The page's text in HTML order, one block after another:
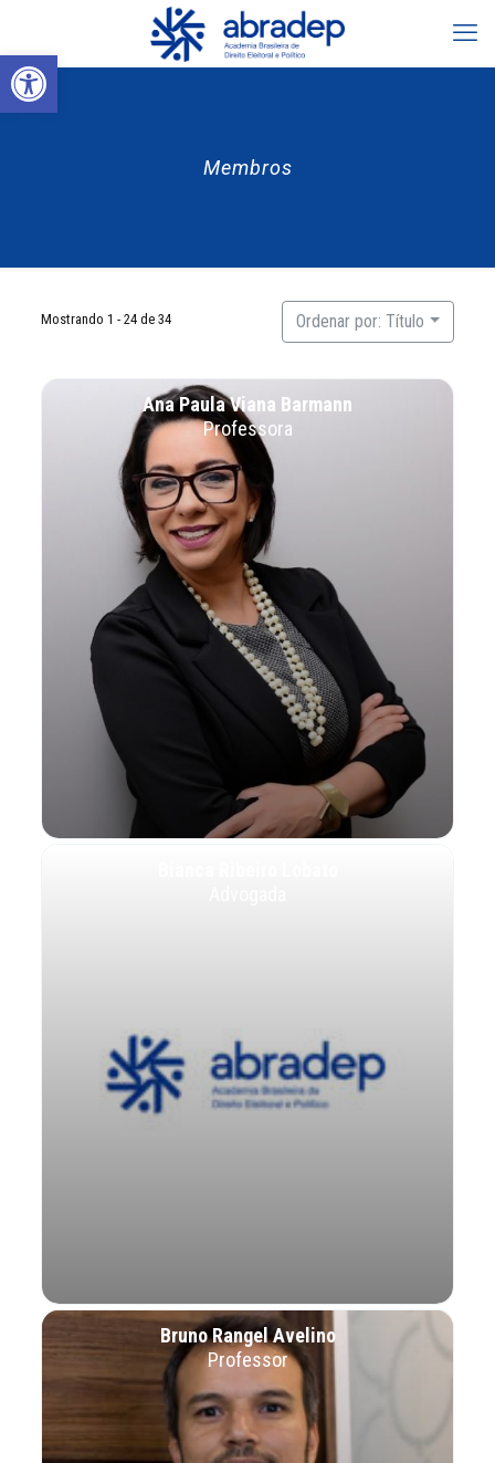
Abrir a barra de ferramentas
Membros
Mostrando 1 - 24 de 34 Ordenar por: Título
Ana Paula Viana Barmann
Professora
Bruno Rangel Avelino
Professor